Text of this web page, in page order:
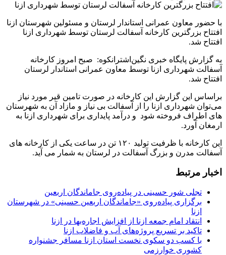
با حضور معاون عمرانی استاندار لرستان و مسئولین شهرستان ازنا
افتتاح بزرگترین کارخانه آسفالت لرستان توسط شهرداری ازنا
افتتاح شد.
به گزارش پایگاه خبری نگین‌اشترانکوه: صبح امروز کارخانه
آسفالت شهرداری ازنا توسط معاون عمرانی استاندار لرستان
افتتاح شد.
براساس این گزارش این کارخانه در صورت تامین قیر مورد نیاز
می‌توان شهرداری ازنا را از آسفالت بی نیاز و مازاد آن به شهرستان
های اطراف فروخته شود و درآمد پایداری برای شهرداری ازنا به
ارمغان آورد.
این کارخانه با ظرفیت تولید ۱۲۰ تن در ساعت یکی از کارخانه های
آسفالت مدرن و بزرگ آسفالت در لرستان به شمار می آید.
اخبار مرتبط
تجلی شور حسینی در پیاده‌روی جاماندگان اربعین
برگزاری پیاده‌روی «جاماندگان اربعین حسینی» در شهرستان
ازنا
انتقاد امام جمعه ازنا از افزایش اجاره‌بها در ازنا
تاکید بر تسریع پروژه‌های آب و فاضلاب ازنا
با کسب دو سکوی نخست استان ازنا مسافر جشنواره
کشوری خوارزمی